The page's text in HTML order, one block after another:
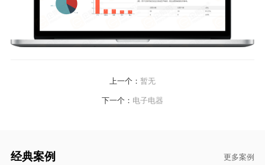
上一个： 暂无
下一个： 电子电器
经典案例 更多案例